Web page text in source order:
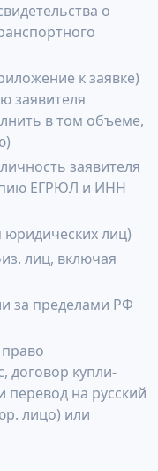
о
к заявке)
заявителя
в том объеме,
заявителя
ЕГРЮЛ и ИНН
юридических лиц)
лиц, включая
за пределами РФ
договор купли-
перевод на русский
лицо) или